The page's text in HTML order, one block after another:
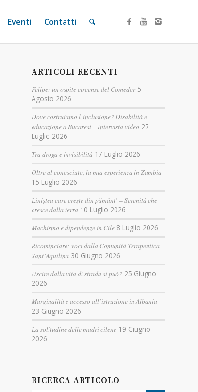
Eventi Contatti
ARTICOLI RECENTI
Felipe: un ospite circense del Comedor 5
Agosto 2026
Dove costruiamo l’inclusione? Disabilità e
educazione a Bucarest – Intervista video 27
Luglio 2026
Tra droga e invisibilità 17 Luglio 2026
Oltre al conosciuto, la mia esperienza in Zambia
15 Luglio 2026
Liniștea care crește din pământ’ – Serenità che
cresce dalla terra 10 Luglio 2026
Machismo e dipendenze in Cile 8 Luglio 2026
Ricominciare: voci dalla Comunità Terapeutica
Sant’Aquilina 30 Giugno 2026
Uscire dalla vita di strada si può? 25 Giugno
2026
Marginalità e accesso all’istruzione in Albania
23 Giugno 2026
La solitudine delle madri cilene 19 Giugno
2026
RICERCA ARTICOLO